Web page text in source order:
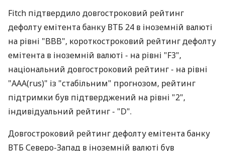
Fitch підтвердило довгостроковий рейтинг
дефолту емітента банку ВТБ 24 в іноземній валюті
на рівні "BBB", короткостроковий рейтинг дефолту
емітента в іноземній валюті - на рівні "F3",
національний довгостроковий рейтинг - на рівні
"AAA(rus)" із "стабільним" прогнозом, рейтинг
підтримки був підтверджений на рівні "2",
індивідуальний рейтинг - "D".
Довгостроковий рейтинг дефолту емітента банку
ВТБ Северо-Запад в іноземній валюті був